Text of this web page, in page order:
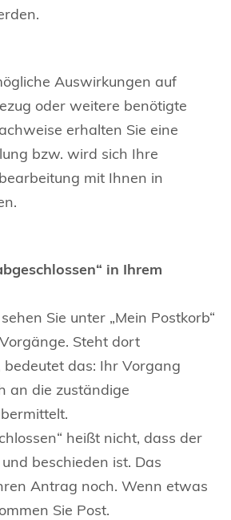
Auswirkungen auf
oder weitere benötigte
erhalten Sie eine
bzw. wird sich Ihre
mit Ihnen in
in Ihrem
Sie unter „Mein Postkorb“
Steht dort
bedeutet das: Ihr Vorgang
an die zuständige
heißt nicht, dass der
beschieden ist. Das
Antrag noch. Wenn etwas
Sie Post.